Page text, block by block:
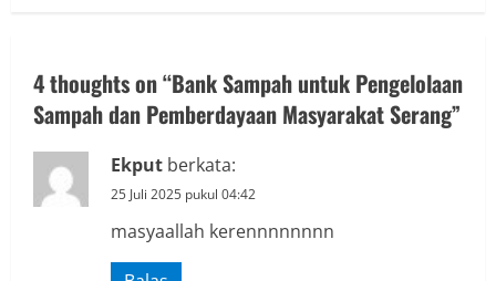
n
u
e
R
4 thoughts on “Bank Sampah untuk Pengelolaan
Sampah dan Pemberdayaan Masyarakat Serang”
Ekput berkata:
25 Juli 2025 pukul 04:42
masyaallah kerennnnnnnn